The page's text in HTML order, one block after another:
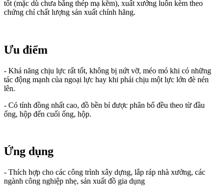
tốt (mặc dù chưa bằng thép mạ kẽm), xuất xưởng luôn kèm theo
chứng chỉ chất lượng sản xuất chính hãng.
Ưu điểm
- Khả năng chịu lực rất tốt, không bị nứt vỡ, méo mó khi có những
tác động mạnh của ngoại lực hay khi phải chịu một lực lớn đè nén
lên.
- Có tính đồng nhất cao, đồ bền bỉ được phân bổ đều theo từ đầu
ống, hộp đến cuối ống, hộp.
Ứng dụng
- Thích hợp cho các công trình xây dựng, lắp ráp nhà xưởng, các
ngành công nghiệp nhẹ, sản xuất đồ gia dụng